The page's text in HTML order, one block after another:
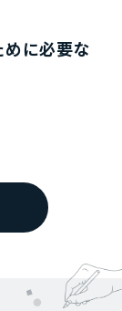
に必要な